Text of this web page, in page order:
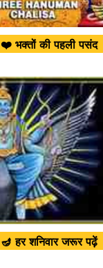
❤️ भक्तों की पहली पसंद
🪔 हर शनिवार जरूर पढ़ें